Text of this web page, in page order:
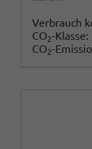
Verbrauch
CO2-Klasse:
CO2-